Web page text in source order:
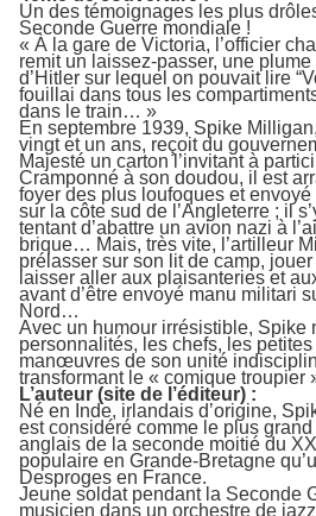
Un des témoignages les plus
Seconde Guerre mondiale !
« À la gare de Victoria, l’officier
remit un laissez-passer, une
d’Hitler sur lequel on pouvait lire
fouillai dans tous les
dans le train… »
En septembre 1939, Spike
vingt et un ans, reçoit du
Majesté un carton l’invitant à
Cramponné à son doudou, il est
foyer des plus loufoques et
sur la côte sud de l’Angleterre ; il
tentant d’abattre un avion nazi à
brique… Mais, très vite, l’artilleur
prélasser sur son lit de camp,
laisser aller aux plaisanteries et
avant d’être envoyé manu militari
Nord…
Avec un humour irrésistible, Spike
personnalités, les chefs, les
manœuvres de son unité
transformant le « comique troupier
L’auteur (site de l’éditeur) :
Né en Inde, irlandais d’origine,
est considéré comme le plus
anglais de la seconde moitié du
populaire en Grande-Bretagne
Desproges en France.
Jeune soldat pendant la Seconde
musicien dans un orchestre de